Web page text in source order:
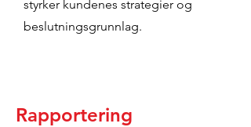
styrker kundenes strategier og
beslutningsgrunnlag.
Rapportering